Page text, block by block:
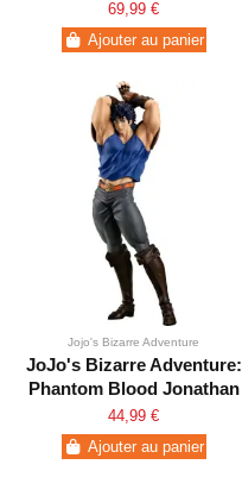
Brando Ichibansho
69,99 €
Ajouter au panier
Jojo's Bizarre Adventure
JoJo's Bizarre Adventure:
Phantom Blood Jonathan
Joestar Pop Up Parade
44,99 €
Ajouter au panier